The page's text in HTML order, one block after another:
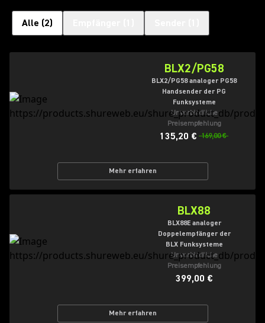
Alle (2)
BLX2/PG58
BLX2/PG58 analoger PG58
Handsender der PG
Funksysteme
Unverbindliche
Preisempfehlung
135,20 € 169,00 €
Mehr erfahren
BLX88
BLX88E analoger
Doppelempfänger der
BLX Funksysteme
Unverbindliche
Preisempfehlung
399,00 €
Mehr erfahren